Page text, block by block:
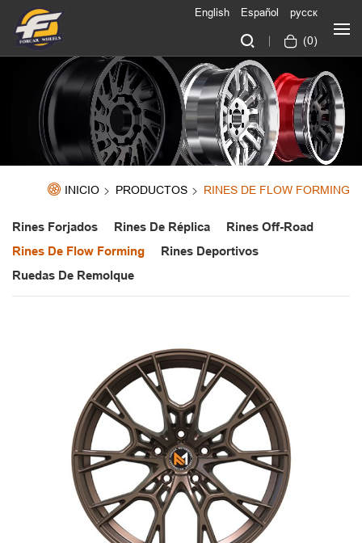
(0)
English Español русск
INICIO PRODUCTOS RINES DE FLOW FORMING
Rines Forjados Rines De Réplica
Rines Off-Road
Rines De Flow Forming
Rines Deportivos
Ruedas De Remolque